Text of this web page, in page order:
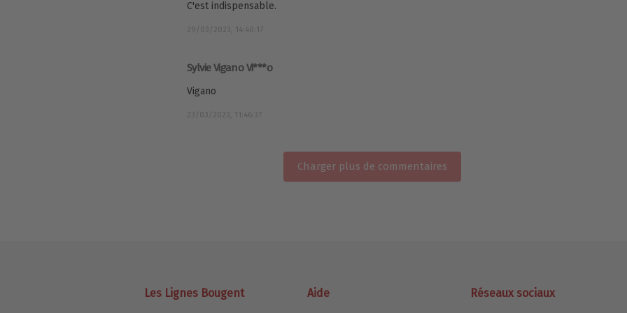
C'est indispensable.
29/03/2023, 14:40:17
Sylvie Vigano Vi***o
Vigano
23/03/2023, 11:46:37
Charger plus de commentaires
Les Lignes Bougent Aide Réseaux sociaux